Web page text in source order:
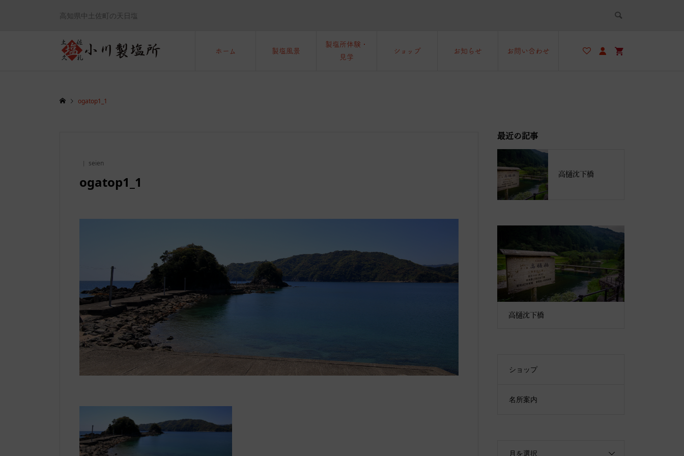
高知県中土佐町の天日塩
ホーム 製塩風景
製塩所体験・
見学
ショップ お知らせ お問い合わせ
ogatop1_1
seien
ogatop1_1
最近の記事
高樋沈下橋
高樋沈下橋
ショップ
名所案内
月を選択